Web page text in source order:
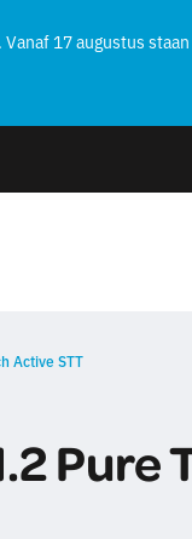
17 augustus
Active STT
Pure